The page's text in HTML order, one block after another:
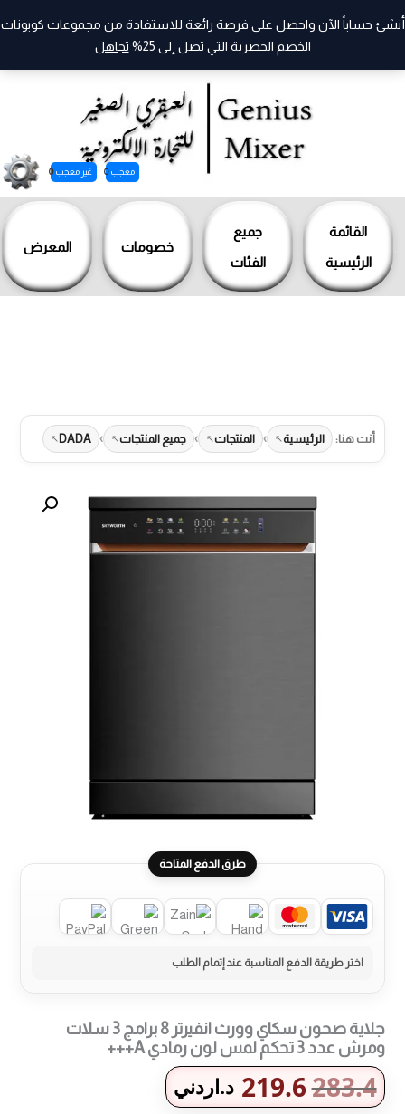
القائمة
الرئيسية
جميع
الفئات
خصومات المعرض
معجب 0 غير معجب 0
أنشئ حساباً الآن واحصل على فرصة رائعة للاستفادة من مجموعات كوبونات
الخصم الحصرية التي تصل إلى 25%
تجاهل
تخطي
أنت هنا: الرئيسية › المنتجات › جميع المنتجات ›
DADA
طرق الدفع المتاحة
جلاية صحون سكاي وورث انفيرتر 8 برامج 3 سلات
ومرش عدد 3 تحكم لمس لون رمادي A+++
283.4
219.6 د.اردني